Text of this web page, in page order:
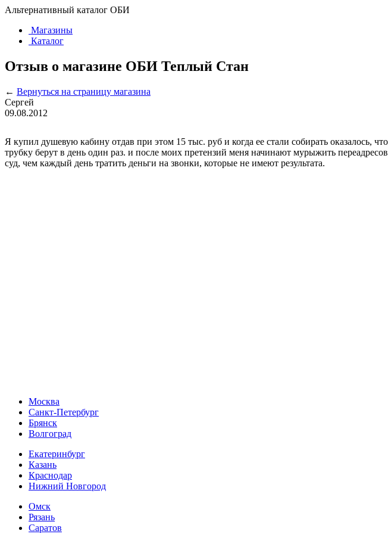
Альтернативный каталог ОБИ
Магазины
Каталог
Отзыв о магазине ОБИ Теплый Стан
← Вернуться на страницу магазина
Сергей
09.08.2012
Я купил душевую кабину отдав при этом 15 тыс. руб и когда ее стали собирать
трубку берут в день один раз. и после моих претензий меня начинают мурыжить
суд, чем каждый день тратить деньги на звонки, которые не имеют результата.
Москва
Санкт-Петербург
Брянск
Волгоград
Екатеринбург
Казань
Краснодар
Нижний Новгород
Омск
Рязань
Саратов